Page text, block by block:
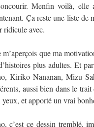
Menfin voilà, elle
Ça reste une liste de
ridicule avec.
m’aperçois que ma
plus adultes. Et
Kiriko Nananan, Mizu
aussi bien dans le
yeux, et apporté un vrai
c’est ce dessin tremblé,